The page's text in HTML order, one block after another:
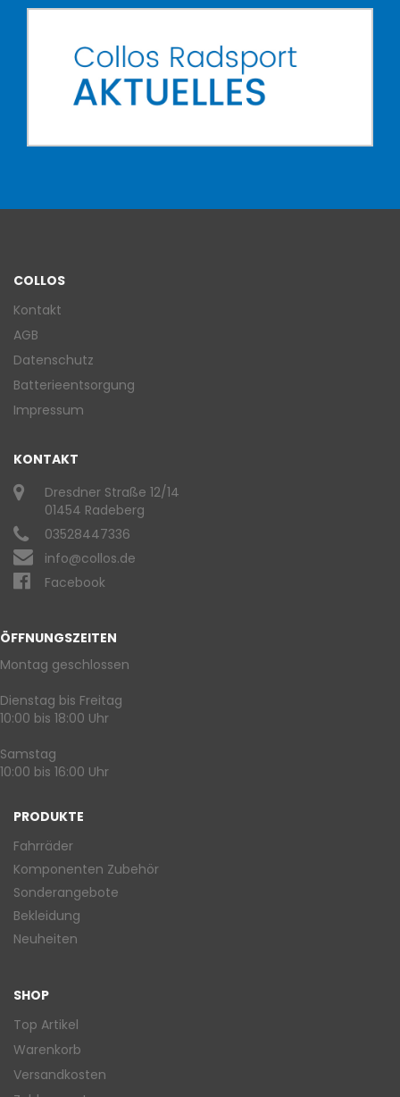
COLLOS
Kontakt
AGB
Datenschutz
Batterieentsorgung
Impressum
KONTAKT
Dresdner Straße 12/14
01454 Radeberg
03528447336
info@collos.de
Facebook
ÖFFNUNGSZEITEN
Montag geschlossen
Dienstag bis Freitag
10:00 bis 18:00 Uhr
Samstag
10:00 bis 16:00 Uhr
PRODUKTE
Fahrräder
Komponenten Zubehör
Sonderangebote
Bekleidung
Neuheiten
SHOP
Top Artikel
Warenkorb
Versandkosten